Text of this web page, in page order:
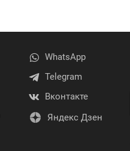
WhatsApp
Telegram
Вконтакте
Яндекс Дзен